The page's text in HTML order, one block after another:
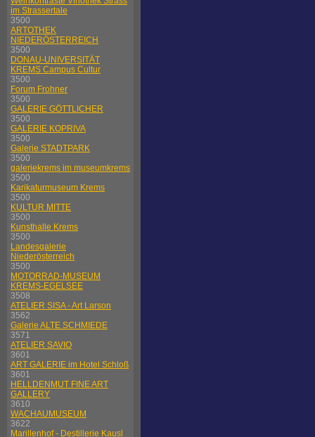
im Strassertale
3500
ARTOTHEK
NIEDERÖSTERREICH
3500
DONAU-UNIVERSITÄT
KREMS Campus Cultur
3500
Forum Frohner
3500
GALERIE GÖTTLICHER
3500
GALERIE KOPRIVA
3500
Galerie STADTPARK
3500
galeriekrems im museumkrems
3500
Karikaturmuseum Krems
3500
KULTUR MITTE
3500
Kunsthalle Krems
3500
Landesgalerie
Niederösterreich
3500
MOTORRAD-MUSEUM
KREMS-EGELSEE
3508
ATELIER SISA - Art Larson
3562
Galerie ALTE SCHMIEDE
3571
ATELIER SAVIO
3601
ART GALERIE im Hotel Schloß
3601
HELLDENMUT FINE ART
GALLERY
3610
WACHAUMUSEUM
3622
Marillenhof - Destillerie Kausl